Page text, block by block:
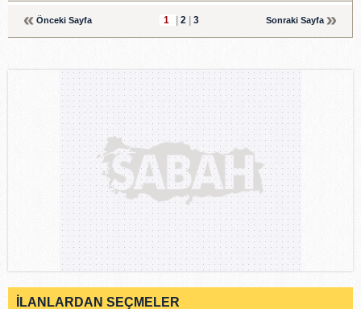
Önceki Sayfa Sonraki Sayfa
1 2 3
İLANLARDAN SEÇMELER